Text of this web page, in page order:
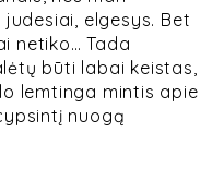
elgesys. Bet
netiko… Tada
būti labai keistas,
lemtinga mintis apie
nuogą